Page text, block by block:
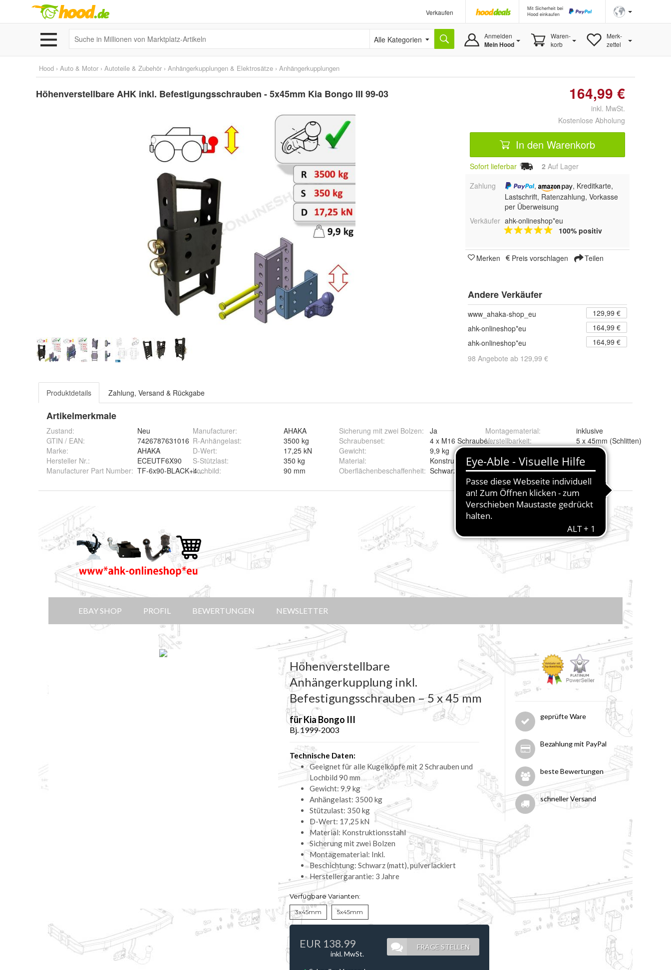
Verkaufen
Mit Sicherheit bei
Hood einkaufen
Alle Kategorien Anmelden
Mein Hood
Waren-
korb
Merk-
zettel
Hood › Auto & Motor › Autoteile & Zubehör › Anhängerkupplungen & Elektrosätze › Anhängerkupplungen
Höhenverstellbare AHK inkl. Befestigungsschrauben - 5x45mm Kia Bongo III 99-03 164,99 €
inkl. MwSt.
Kostenlose Abholung
In den Warenkorb
Sofort lieferbar 2 Auf Lager
Zahlung
,
, Kreditkarte,
Lastschrift, Ratenzahlung, Vorkasse
per Überweisung
Verkäufer ahk-onlineshop*eu
100% positiv
Merken Preis vorschlagen Teilen
Andere Verkäufer
www_ahaka-shop_eu
129,99 €
ahk-onlineshop*eu
164,99 €
ahk-onlineshop*eu
164,99 €
98 Angebote ab 129,99 €
Produktdetails Zahlung, Versand & Rückgabe
Artikelmerkmale
Zustand:
Neu
GTIN / EAN:
7426787631016
Marke:
AHAKA
Hersteller Nr.:
ECEUTF6X90
Manufacturer Part Number: TF-6x90-BLACK+4xM16x50
Manufacturer:
AHAKA
R-Anhängelast:
3500 kg
D-Wert:
17,25 kN
S-Stützlast:
350 kg
Lochbild: 90 mm
Sicherung mit zwei Bolzen:
Ja
Schraubenset:
4 x M16 Schrauben (in der Lieferung enthalten)
Gewicht:
9,9 kg
Material:
Konstruktionsstahl
Oberflächenbeschaffenheit: Schwarz (matt), pulverlackiert
Montagematerial:
inklusive
Verstellbarkeit: 5 x 45mm (Schlitten)